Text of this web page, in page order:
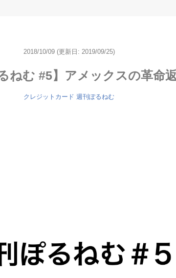
2018/10/09 (更新日: 2019/09/25)
ねむ #5】アメックスの革命
クレジットカード 週刊ぽるねむ